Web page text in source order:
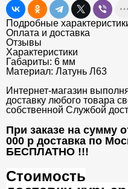
Подробные
Оплата и доставка
Отзывы
Характеристики
Габариты: 6 мм
Материал: Латунь Л63
Интернет-магазин
доставку любого товара
собственной Службой
При заказе на сумму
000 р доставка по
БЕСПЛАТНО !!!
Стоимость